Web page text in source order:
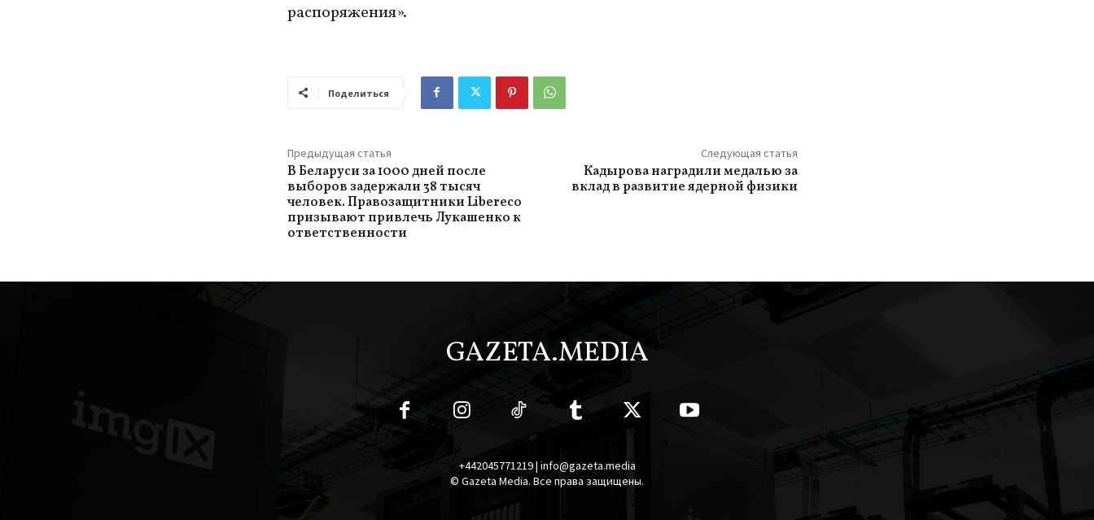
распоряжения».
Поделиться
Предыдущая статья
В Беларуси за 1000 дней после
выборов задержали 38 тысяч
человек. Правозащитники Libereco
призывают привлечь Лукашенко к
ответственности
Следующая статья
Кадырова наградили медалью за
вклад в развитие ядерной физики
GAZETA.MEDIA
+442045771219 | info@gazeta.media
© Gazeta Media. Все права защищены.